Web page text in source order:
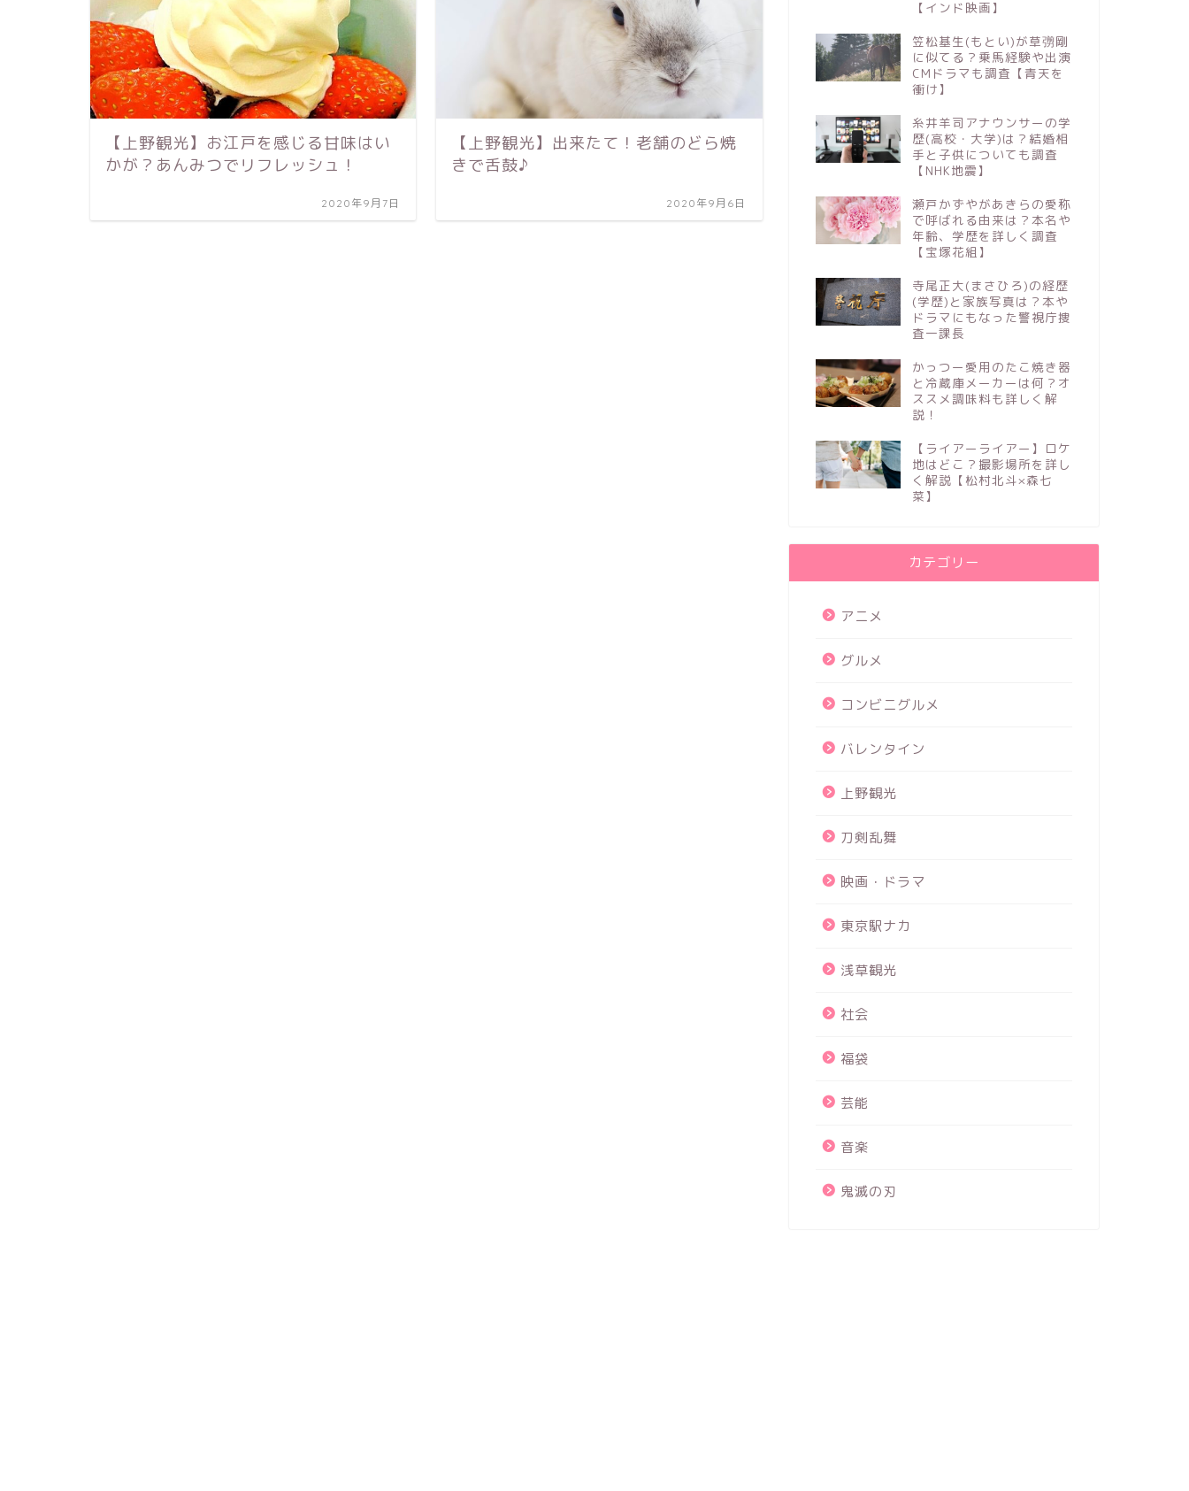
【上野観光】お江戸を感じる甘味はい
かが？あんみつでリフレッシュ！
2020年9月7日
【上野観光】出来たて！老舗のどら焼
きで舌鼓♪
2020年9月6日
【インド映画】
笠松基生(もとい)が草彅剛
に似てる？乗馬経験や出演
CMドラマも調査【青天を
衝け】
糸井羊司アナウンサーの学
歴(高校・大学)は？結婚相
手と子供についても調査
【NHK地震】
瀬戸かずやがあきらの愛称
で呼ばれる由来は？本名や
年齢、学歴を詳しく調査
【宝塚花組】
寺尾正大(まさひろ)の経歴
(学歴)と家族写真は？本や
ドラマにもなった警視庁捜
査一課長
かっつー愛用のたこ焼き器
と冷蔵庫メーカーは何？オ
ススメ調味料も詳しく解
説！
【ライアーライアー】ロケ
地はどこ？撮影場所を詳し
く解説【松村北斗×森七
菜】
カテゴリー
アニメ
グルメ
コンビニグルメ
バレンタイン
上野観光
刀剣乱舞
映画・ドラマ
東京駅ナカ
浅草観光
社会
福袋
芸能
音楽
鬼滅の刃